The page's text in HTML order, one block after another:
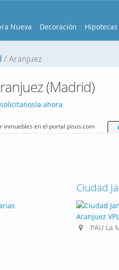
Nueva Decoración Hipotecas
Aranjuez
(Madrid)
solicítanosla ahora
inmuebles en el portal pisos.com
Ciudad
PAU La